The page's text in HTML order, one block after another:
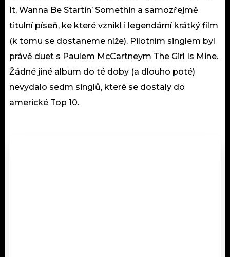
It, Wanna Be Startin’ Somethin a samozřejmě
titulní píseň, ke které vznikl i legendární krátký film
(k tomu se dostaneme níže). Pilotním singlem byl
právě duet s Paulem McCartneym The Girl Is Mine.
Žádné jiné album do té doby (a dlouho poté)
nevydalo sedm singlů, které se dostaly do
americké Top 10.